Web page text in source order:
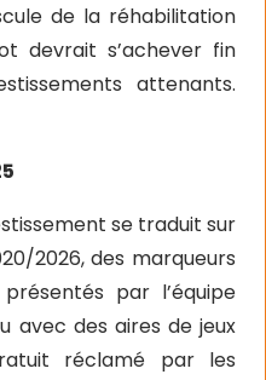
de la réhabilitation
devrait s’achever fin
attenants.
se traduit sur
2026, des marqueurs
par l’équipe
avec des aires de jeux
réclamé par les